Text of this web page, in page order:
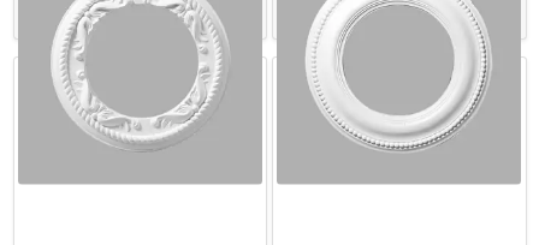
Купить
Купить